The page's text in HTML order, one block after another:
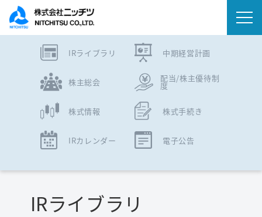
サステナビリティ
IRライブラリ 中期経営計画
株主総会 配当/株主優待制
度
株式情報 株式手続き
IRカレンダー 電子公告
IRライブラリ